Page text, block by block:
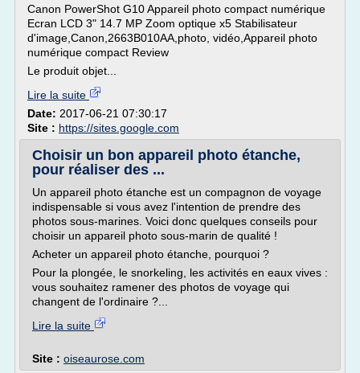
Canon PowerShot G10 Appareil photo compact numérique
Ecran LCD 3" 14.7 MP Zoom optique x5 Stabilisateur
d'image,Canon,2663B010AA,photo, vidéo,Appareil photo
numérique compact Review
Le produit objet...
Lire la suite
Date: 2017-06-21 07:30:17
Site : https://sites.google.com
Choisir un bon appareil photo étanche,
pour réaliser des ...
Un appareil photo étanche est un compagnon de voyage
indispensable si vous avez l'intention de prendre des
photos sous-marines. Voici donc quelques conseils pour
choisir un appareil photo sous-marin de qualité !
Acheter un appareil photo étanche, pourquoi ?
Pour la plongée, le snorkeling, les activités en eaux vives :
vous souhaitez ramener des photos de voyage qui
changent de l'ordinaire ?...
Lire la suite
Site : oiseaurose.com